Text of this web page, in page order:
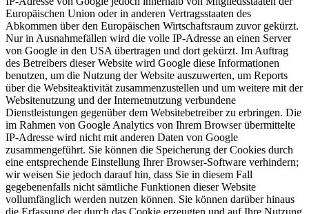
Europäischen Union oder in anderen Vertragsstaaten des
Abkommen über den Europäischen Wirtschaftsraum zuvor gekürzt.
Nur in Ausnahmefällen wird die volle IP-Adresse an einen Server
von Google in den USA übertragen und dort gekürzt. Im Auftrag
des Betreibers dieser Website wird Google diese Informationen
benutzen, um die Nutzung der Website auszuwerten, um Reports
über die Websiteaktivität zusammenzustellen und um weitere mit der
Websitenutzung und der Internetnutzung verbundene
Dienstleistungen gegenüber dem Websitebetreiber zu erbringen. Die
im Rahmen von Google Analytics von Ihrem Browser übermittelte
IP-Adresse wird nicht mit anderen Daten von Google
zusammengeführt. Sie können die Speicherung der Cookies durch
eine entsprechende Einstellung Ihrer Browser-Software verhindern;
wir weisen Sie jedoch darauf hin, dass Sie in diesem Fall
gegebenenfalls nicht sämtliche Funktionen dieser Website
vollumfänglich werden nutzen können. Sie können darüber hinaus
die Erfassung der durch das Cookie erzeugten und auf Ihre Nutzung